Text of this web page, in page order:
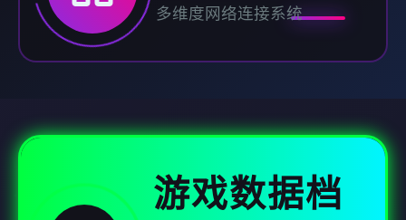
多维度网络连接系统
游戏数据档